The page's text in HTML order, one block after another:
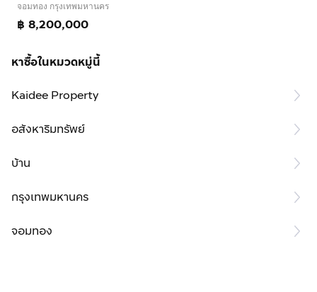
จอมทอง กรุงเทพมหานคร
฿ 8,200,000
หาซื้อในหมวดหมู่นี้
Kaidee Property
อสังหาริมทรัพย์
บ้าน
กรุงเทพมหานคร
จอมทอง